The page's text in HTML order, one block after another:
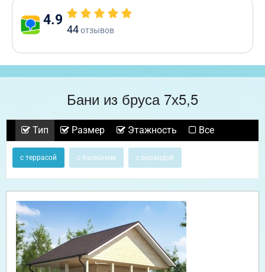
4.9
44отзывов
Бани из бруса 7х5,5
Тип Размер Этажность Все
с террасой с балконом с верандой